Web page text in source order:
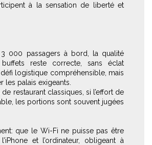
à la sensation de liberté et
000 passagers à bord, la qualité
reste correcte, sans éclat
logistique compréhensible, mais
les palais exigeants.
restaurant classiques, si l’effort de
les portions sont souvent jugées
que le Wi-Fi ne puisse pas être
et l’ordinateur, obligeant à